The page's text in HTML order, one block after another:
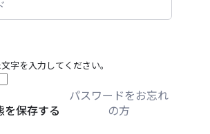
字を入力してください。
を保存する
パスワードをお忘れ
の方